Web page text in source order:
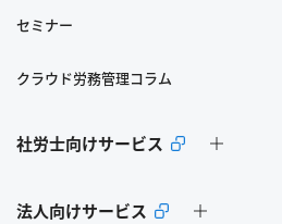
セミナー
クラウド労務管理コラム
社労士向けサービス
法人向けサービス